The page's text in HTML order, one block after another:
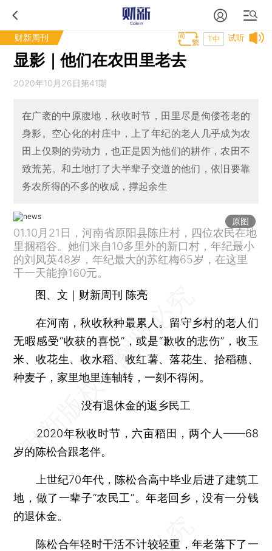
财新周刊 试听
T中
显影｜他们在农田里老去
2020年10月26日第41期
在广袤的中原腹地，秋收时节，田里尽是佝偻苍老的
身影。空心化的村庄中，上了年纪的老人几乎成为农
田上仅剩的劳动力，也正是因为他们的耕作，农田不
致荒芜。和土地打了大半辈子交道的他们，依旧要靠
务农所得的不多的收成，撑起余生
原图
01.10月21日，河南省原阳县陈庄村，四位农民在地
里捆稻谷。她们来自10多里外的新口村，年纪最小
的刘凤英48岁，年纪最大的苏红梅65岁，在这里
干一天能挣160元。
图、文｜财新周刊 陈亮
在河南，秋收秋种最累人。留守乡村的老人们
无暇感受“收获的喜悦”，或是“歉收的悲伤”，收玉
米、收花生、收水稻、收红薯、落花生、拾稻穗、
种麦子，家里地里连轴转，一刻不得闲。
没有退休金的返乡民工
2020年秋收时节，六亩稻田，两个人——68
岁的陈松合跟老伴。
上世纪70年代，陈松合高中毕业后进了建筑工
地，做了一辈子“农民工”。年老回乡，没有一分钱
的退休金。
陈松合年轻时干活不计较轻重，年老落下了一